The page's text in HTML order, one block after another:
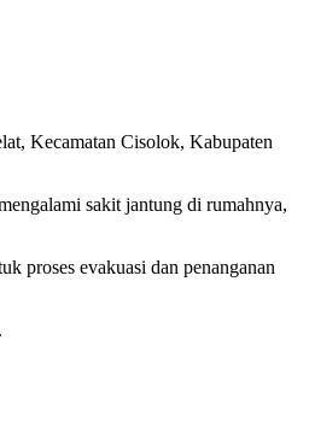
Kecamatan Cisolok, Kabupaten
sakit jantung di rumahnya,
proses evakuasi dan penanganan